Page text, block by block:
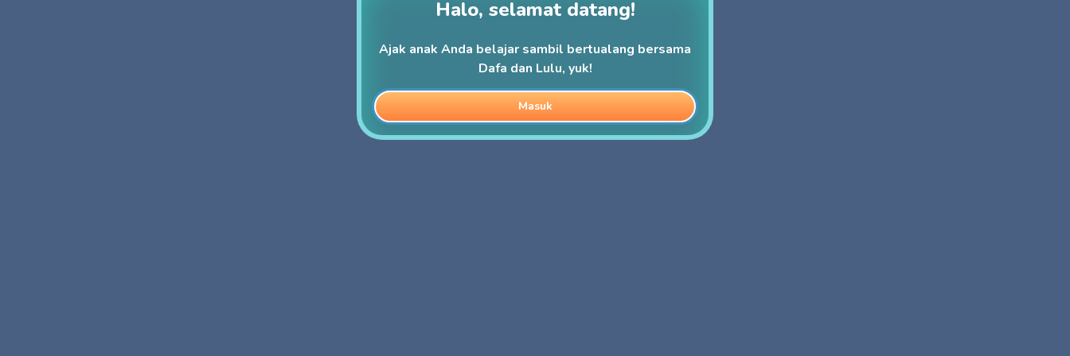
Halo, selamat datang!
Ajak anak Anda belajar sambil bertualang bersama
Dafa dan Lulu, yuk!
Masuk